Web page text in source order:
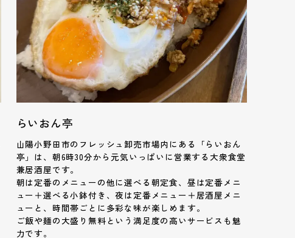
らいおん亭
山陽小野田市のフレッシュ卸売市場内にある「らいおん
亭」は、朝6時30分から元気いっぱいに営業する大衆食堂
兼居酒屋です。
朝は定番のメニューの他に選べる朝定食、昼は定番メニ
ュー＋選べる小鉢付き、夜は定番メニュー＋居酒屋メニ
ューと、時間帯ごとに多彩な味が楽しめます。
ご飯や麺の大盛り無料という満足度の高いサービスも魅
力です。